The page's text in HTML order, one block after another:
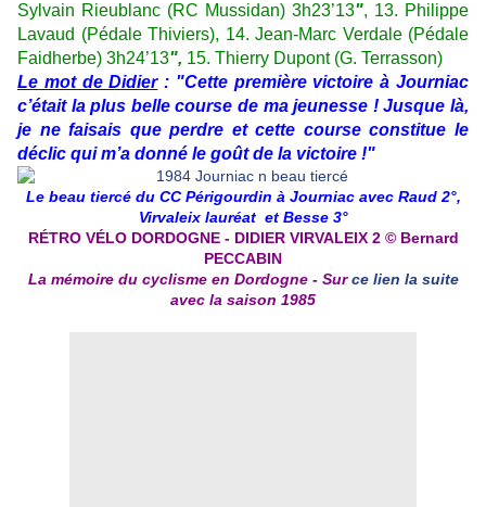
Sylvain Rieublanc (RC Mussidan) 3h23’13", 13. Philippe
Lavaud (Pédale Thiviers), 14. Jean-Marc Verdale (Pédale
Faidherbe) 3h24’13", 15. Thierry Dupont (G. Terrasson)
Le mot de Didier: "Cette première victoire à Journiac
c’était la plus belle course de ma jeunesse ! Jusque là,
je ne faisais que perdre et cette course constitue le
déclic qui m’a donné le goût de la victoire !"
Le beau tiercé du CC Périgourdin à Journiac avec Raud 2°,
Virvaleix lauréat et Besse 3°
RÉTRO VÉLO DORDOGNE - DIDIER VIRVALEIX 2 © Bernard
PECCABIN
La mémoire du cyclisme en Dordogne - Surce lien la suite
avec la saison 1985